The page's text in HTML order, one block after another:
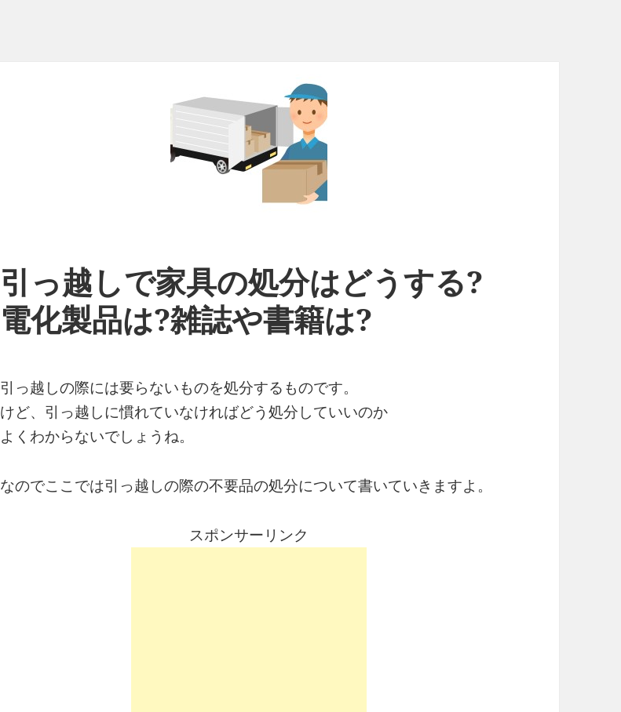
引っ越しで家具の処分はどうする?
電化製品は?雑誌や書籍は?
引っ越しの際には要らないものを処分するものです。
けど、引っ越しに慣れていなければどう処分していいのか
よくわからないでしょうね。
なのでここでは引っ越しの際の不要品の処分について書いていきますよ。
スポンサーリンク